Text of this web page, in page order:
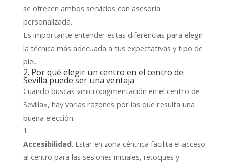
se ofrecen ambos servicios con asesoría
personalizada.
Es importante entender estas diferencias para elegir
la técnica más adecuada a tus expectativas y tipo de
piel.
2. Por qué elegir un centro en el centro de
Sevilla puede ser una ventaja
Cuando buscas «micropigmentación en el centro de
Sevilla», hay varias razones por las que resulta una
buena elección:
Accesibilidad. Estar en zona céntrica facilita el acceso
al centro para las sesiones iniciales, retoques y